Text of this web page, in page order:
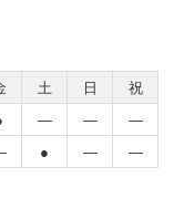
土 日
祝
― ―
―
● ―
―